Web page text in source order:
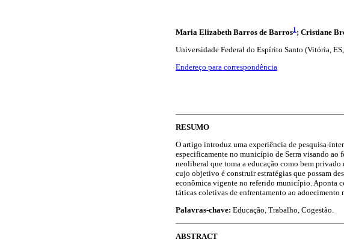
Maria Elizabeth Barros de Barros1 ; Cristiane
Universidade Federal do Espírito Santo (Vitória,
Endereço para correspondência
RESUMO
O artigo introduz uma experiência de pesquisa-
especificamente no município de Serra visando ao
neoliberal que toma a educação como bem
cujo objetivo é construir estratégias que possam
econômica vigente no referido município. Aponta
táticas coletivas de enfrentamento ao adoecimento
Palavras-chave: Educação, Trabalho, Cogestão.
ABSTRACT